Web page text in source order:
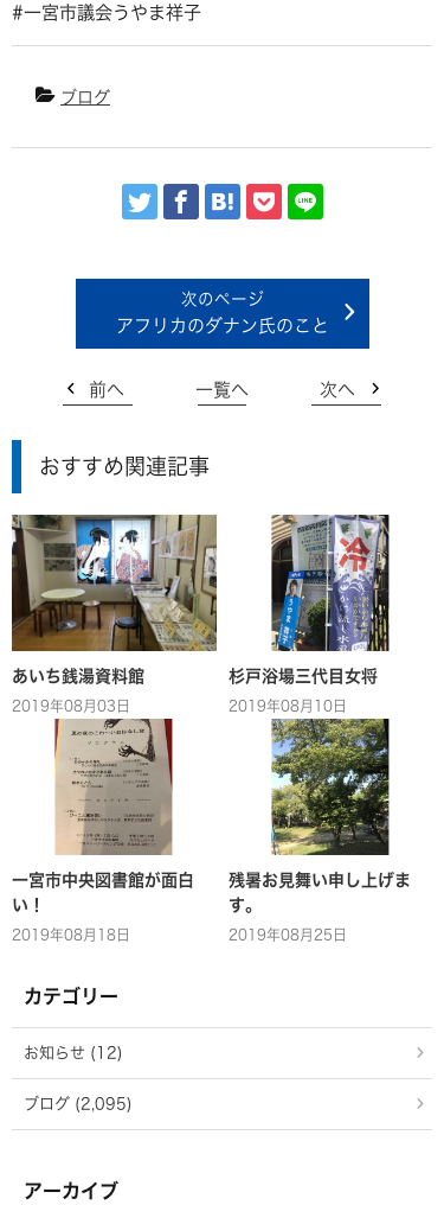
#一宮市議会うやま祥子
ブログ
アフリカのダナン氏のこと
前へ 一覧へ 次へ
おすすめ関連記事
あいち銭湯資料館
2019年08月03日
杉戸浴場三代目女将
2019年08月10日
一宮市中央図書館が面白
い！
2019年08月18日
残暑お見舞い申し上げま
す。
2019年08月25日
カテゴリー
お知らせ (12)
ブログ (2,095)
アーカイブ